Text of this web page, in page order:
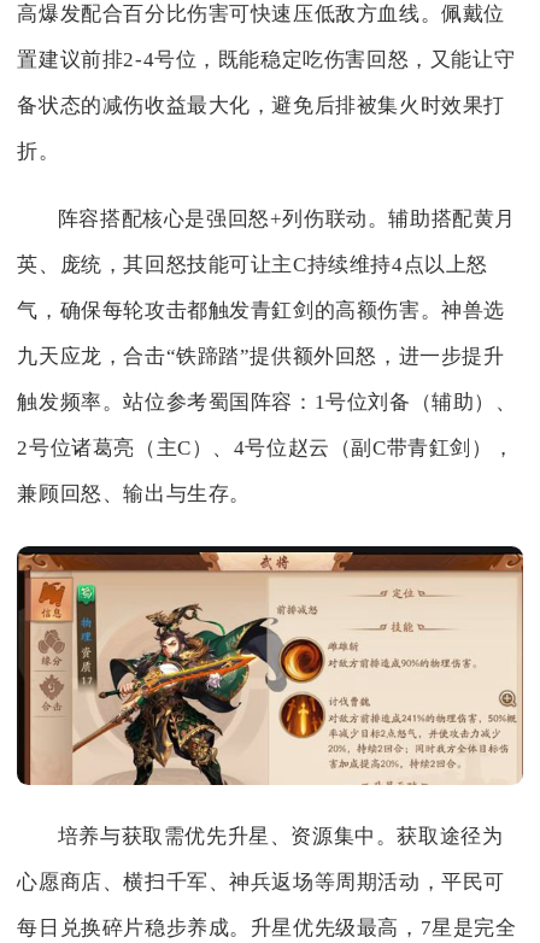
高爆发配合百分比伤害可快速压低敌方血线。佩戴位
置建议前排2-4号位，既能稳定吃伤害回怒，又能让守
备状态的减伤收益最大化，避免后排被集火时效果打
折。
阵容搭配核心是强回怒+列伤联动。辅助搭配黄月
英、庞统，其回怒技能可让主C持续维持4点以上怒
气，确保每轮攻击都触发青釭剑的高额伤害。神兽选
九天应龙，合击“铁蹄踏”提供额外回怒，进一步提升
触发频率。站位参考蜀国阵容：1号位刘备（辅助）、
2号位诸葛亮（主C）、4号位赵云（副C带青釭剑），
兼顾回怒、输出与生存。
培养与获取需优先升星、资源集中。获取途径为
心愿商店、横扫千军、神兵返场等周期活动，平民可
每日兑换碎片稳步养成。升星优先级最高，7星是完全